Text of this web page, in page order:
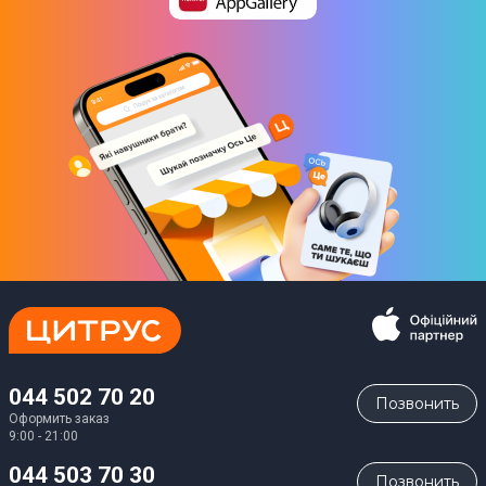
044 502 70 20
Оформить заказ
9:00 - 21:00
Позвонить
044 503 70 30 Позвонить